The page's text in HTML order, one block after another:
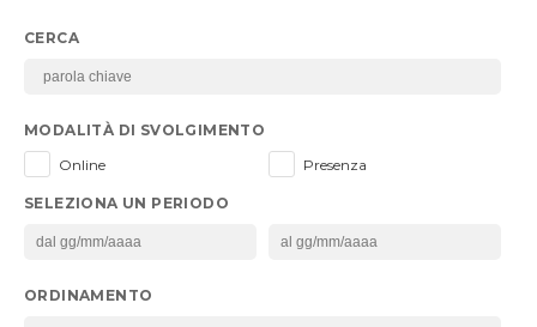
CERCA
MODALITÀ DI SVOLGIMENTO
Online
Presenza
SELEZIONA UN PERIODO
ORDINAMENTO